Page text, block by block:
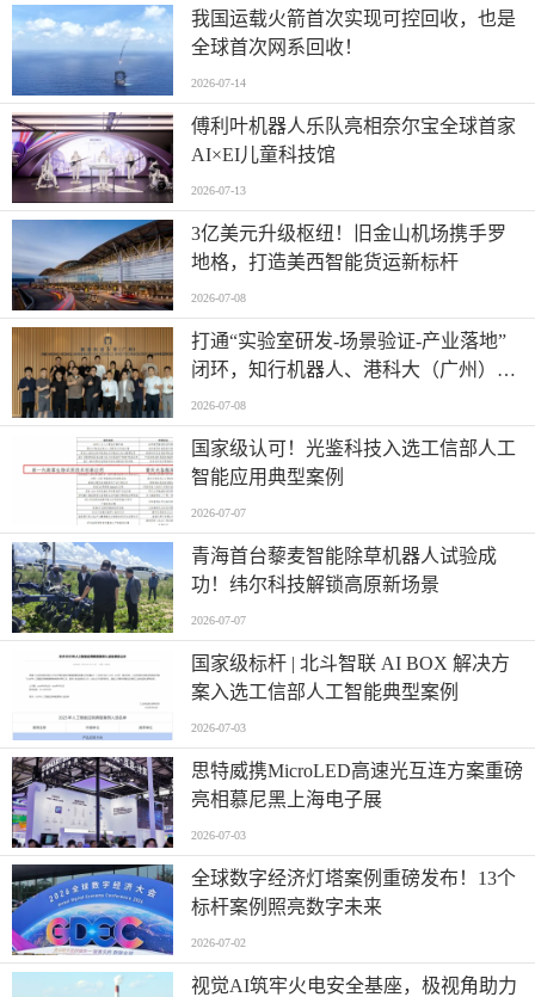
我国运载火箭首次实现可控回收，也是
全球首次网系回收！
2026-07-14
傅利叶机器人乐队亮相奈尔宝全球首家
AI×EI儿童科技馆
2026-07-13
​3亿美元升级枢纽！旧金山机场携手罗
地格，打造美西智能货运新标杆
2026-07-08
打通“实验室研发-场景验证-产业落地”
闭环，知行机器人、港科大（广州）、
北京粤电三方联合解锁城市服务机器人
规模化应用
2026-07-08
国家级认可！光鉴科技入选工信部人工
智能应用典型案例
2026-07-07
青海首台藜麦智能除草机器人试验成
功！纬尔科技解锁高原新场景
2026-07-07
国家级标杆 | 北斗智联 AI BOX 解决方
案入选工信部人工智能典型案例
2026-07-03
思特威携MicroLED高速光互连方案重磅
亮相慕尼黑上海电子展
2026-07-03
全球数字经济灯塔案例重磅发布！13个
标杆案例照亮数字未来
2026-07-02
视觉AI筑牢火电安全基座，极视角助力